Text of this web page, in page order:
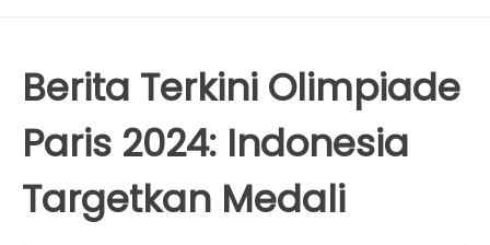
Berita Terkini Olimpiade
Paris 2024: Indonesia
Targetkan Medali